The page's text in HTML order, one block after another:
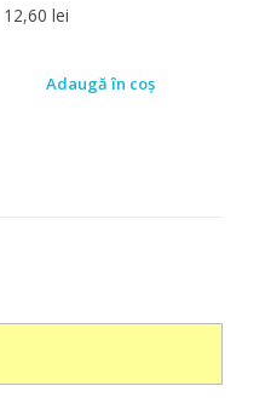
12,60 lei
Adaugă în coș